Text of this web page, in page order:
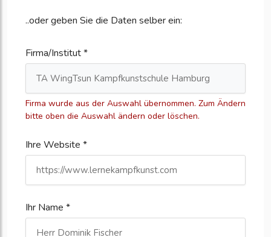
..oder geben Sie die Daten selber ein:
Firma/Institut *
Firma wurde aus der Auswahl übernommen. Zum Ändern
bitte oben die Auswahl ändern oder löschen.
Ihre Website *
Ihr Name *